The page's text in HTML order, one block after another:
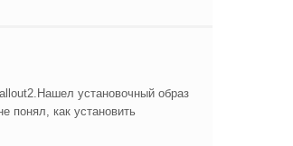
установочный образ
понял, как установить